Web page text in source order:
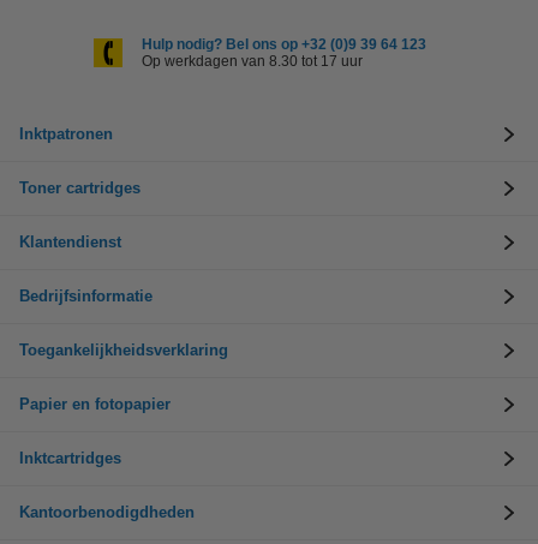
Hulp nodig? Bel ons op +32 (0)9 39 64 123
Op werkdagen van 8.30 tot 17 uur
Inktpatronen
Toner cartridges
Klantendienst
Bedrijfsinformatie
Toegankelijkheidsverklaring
Papier en fotopapier
Inktcartridges
Kantoorbenodigdheden